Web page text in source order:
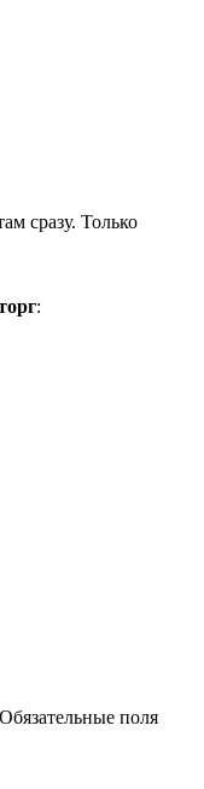
сразу. Только
:
Обязательные поля